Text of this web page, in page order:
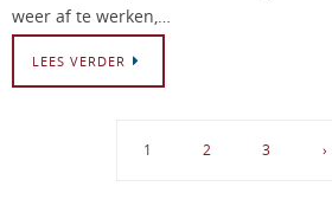
weer af te werken,…
LEES VERDER
1 2 3 ›